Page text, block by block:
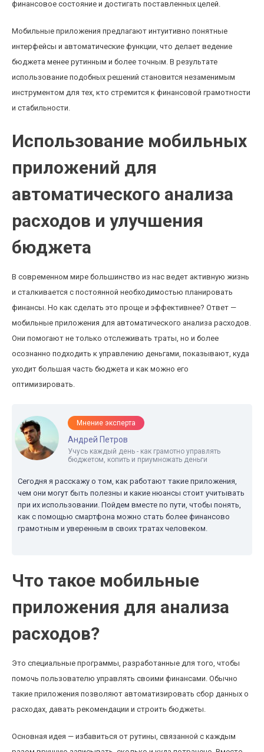
финансовое состояние и достигать поставленных целей.
Мобильные приложения предлагают интуитивно понятные
интерфейсы и автоматические функции, что делает ведение
бюджета менее рутинным и более точным. В результате
использование подобных решений становится незаменимым
инструментом для тех, кто стремится к финансовой грамотности
и стабильности.
Использование мобильных
приложений для
автоматического анализа
расходов и улучшения
бюджета
В современном мире большинство из нас ведет активную жизнь
и сталкивается с постоянной необходимостью планировать
финансы. Но как сделать это проще и эффективнее? Ответ —
мобильные приложения для автоматического анализа расходов.
Они помогают не только отслеживать траты, но и более
осознанно подходить к управлению деньгами, показывают, куда
уходит большая часть бюджета и как можно его
оптимизировать.
Мнение эксперта
Андрей Петров
Учусь каждый день - как грамотно управлять
бюджетом, копить и приумножать деньги
Сегодня я расскажу о том, как работают такие приложения,
чем они могут быть полезны и какие нюансы стоит учитывать
при их использовании. Пойдем вместе по пути, чтобы понять,
как с помощью смартфона можно стать более финансово
грамотным и уверенным в своих тратах человеком.
Что такое мобильные
приложения для анализа
расходов?
Это специальные программы, разработанные для того, чтобы
помочь пользователю управлять своими финансами. Обычно
такие приложения позволяют автоматизировать сбор данных о
расходах, давать рекомендации и строить бюджеты.
Основная идея — избавиться от рутины, связанной с каждым